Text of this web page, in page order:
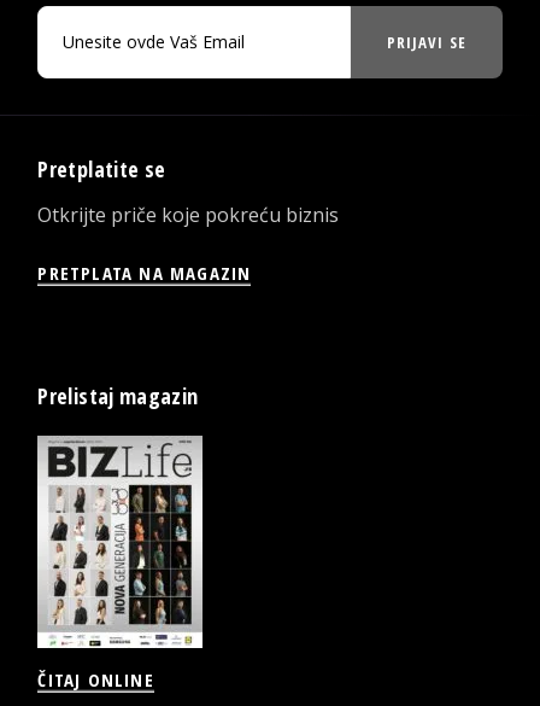
PRIJAVI SE
Pretplatite se
Otkrijte priče koje pokreću biznis
PRETPLATA NA MAGAZIN
Prelistaj magazin
ČITAJ ONLINE